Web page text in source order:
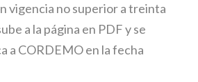
vigencia no superior a treinta
a la página en PDF y se
a CORDEMO en la fecha